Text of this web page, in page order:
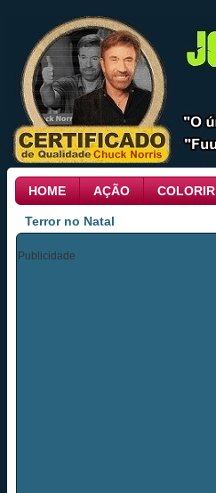
HOME AÇÃO COLORIR
Terror no Natal
Publicidade